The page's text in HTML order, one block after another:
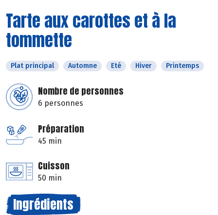
Tarte aux carottes et à la
tommette
Plat principal Automne Eté Hiver Printemps
Nombre de personnes
6 personnes
Préparation
45 min
Cuisson
50 min
Ingrédients